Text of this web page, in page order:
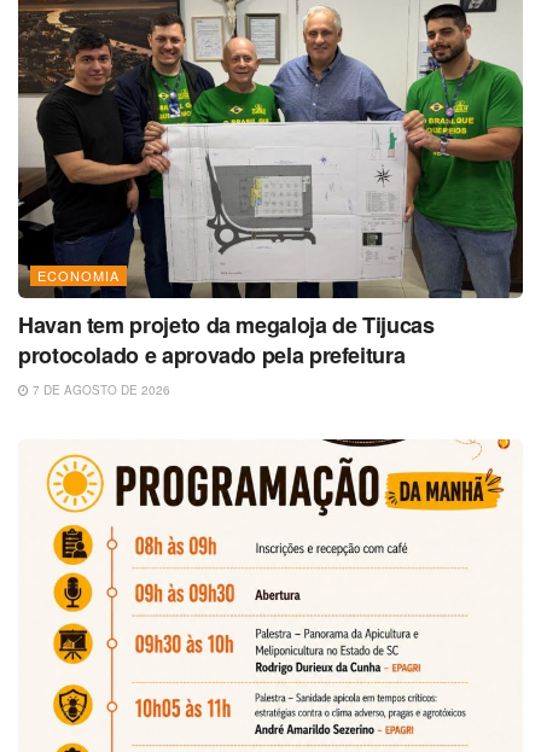
ECONOMIA
Havan tem projeto da megaloja de Tijucas
protocolado e aprovado pela prefeitura
7 DE AGOSTO DE 2026